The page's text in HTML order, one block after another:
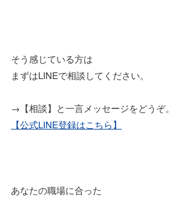
そう感じている方は
まずはLINEで相談してください。
→【相談】と一言メッセージをどうぞ。
【公式LINE登録はこちら】
あなたの職場に合った